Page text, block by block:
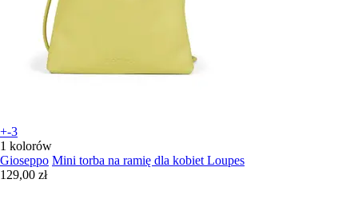
+-3
1 kolorów
Gioseppo Mini torba na ramię dla kobiet Loupes
129,00 zł